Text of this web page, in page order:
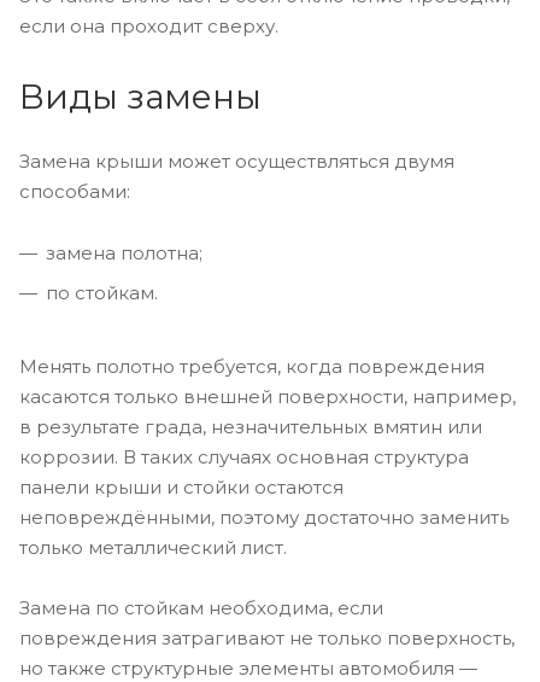
если она проходит сверху.
Виды замены
Замена крыши может осуществляться двумя
способами:
замена полотна;
по стойкам.
Менять полотно требуется, когда повреждения
касаются только внешней поверхности, например,
в результате града, незначительных вмятин или
коррозии. В таких случаях основная структура
панели крыши и стойки остаются
неповреждёнными, поэтому достаточно заменить
только металлический лист.
Замена по стойкам необходима, если
повреждения затрагивают не только поверхность,
но также структурные элементы автомобиля —